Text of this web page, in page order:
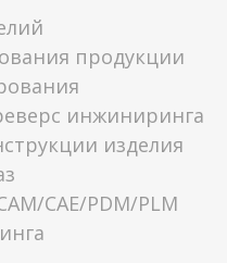
продукции
инжиниринга
изделия
CAE/PDM/PLM